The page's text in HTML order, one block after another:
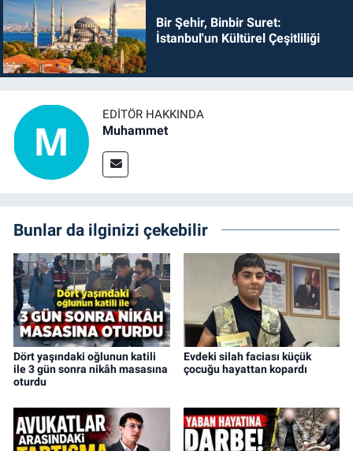
Bir Şehir, Binbir Suret:
İstanbul'un Kültürel Çeşitliliği
EDITÖR HAKKINDA
Muhammet
Bunlar da ilginizi çekebilir
Dört yaşındaki oğlunun katili
ile 3 gün sonra nikâh masasına
oturdu
Evdeki silah faciası küçük
çocuğu hayattan kopardı